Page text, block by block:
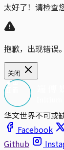
太好了！请检查
抱歉，出现错误
关闭
华文世界不可或
Facebook
Github